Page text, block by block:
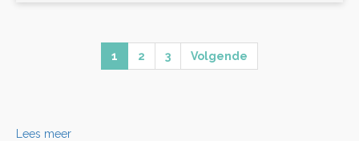
1 2 3 Volgende
Lees meer